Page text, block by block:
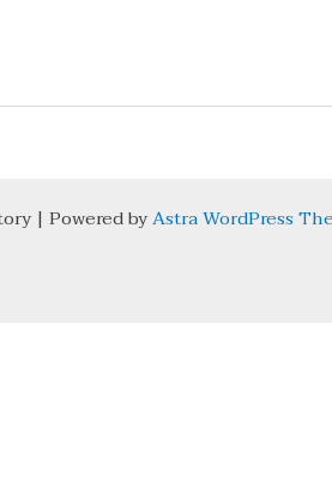
| Powered byAstra WordPress